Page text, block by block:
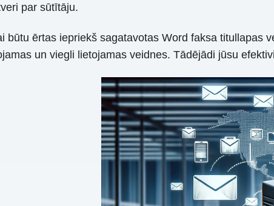
par sūtītāju.
būtu ērtas iepriekš sagatavotas Word faksa titullapas
un viegli lietojamas veidnes. Tādējādi jūsu